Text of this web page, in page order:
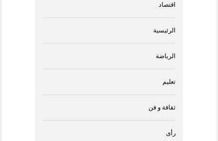
اقتصاد
الرئيسية
الرياضة
تعليم
ثقافة و فن
رأى